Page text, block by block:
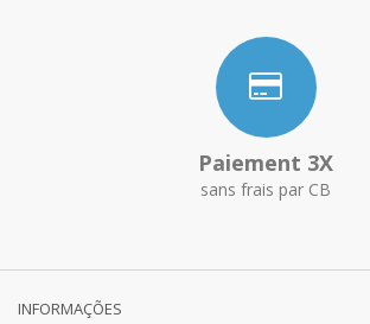
Paiement 3X
sans frais par CB
INFORMAÇÕES